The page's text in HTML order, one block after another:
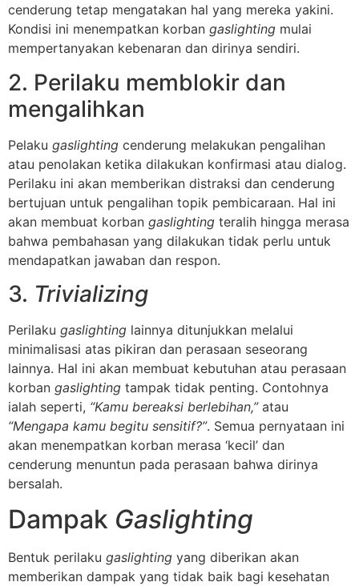
cenderung tetap mengatakan hal yang mereka yakini.
Kondisi ini menempatkan korban gaslighting mulai
mempertanyakan kebenaran dan dirinya sendiri.
2. Perilaku memblokir dan
mengalihkan
Pelaku gaslighting cenderung melakukan pengalihan
atau penolakan ketika dilakukan konfirmasi atau dialog.
Perilaku ini akan memberikan distraksi dan cenderung
bertujuan untuk pengalihan topik pembicaraan. Hal ini
akan membuat korban gaslighting teralih hingga merasa
bahwa pembahasan yang dilakukan tidak perlu untuk
mendapatkan jawaban dan respon.
3. Trivializing
Perilaku gaslighting lainnya ditunjukkan melalui
minimalisasi atas pikiran dan perasaan seseorang
lainnya. Hal ini akan membuat kebutuhan atau perasaan
korban gaslighting tampak tidak penting. Contohnya
ialah seperti, “Kamu bereaksi berlebihan,”atau
“Mengapa kamu begitu sensitif?”. Semua pernyataan ini
akan menempatkan korban merasa ‘kecil’ dan
cenderung menuntun pada perasaan bahwa dirinya
bersalah.
Dampak Gaslighting
Bentuk perilaku gaslighting yang diberikan akan
memberikan dampak yang tidak baik bagi kesehatan